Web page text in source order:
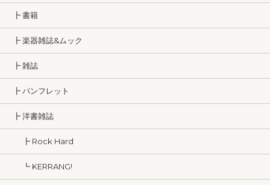
┣ 書籍
┣ 楽器雑誌&ムック
┣ 雑誌
┣ パンフレット
┣ 洋書雑誌
┣ Rock Hard
┗ KERRANG!